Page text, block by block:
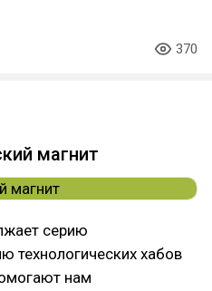
370
магнит
серию
технологических хабов
нам